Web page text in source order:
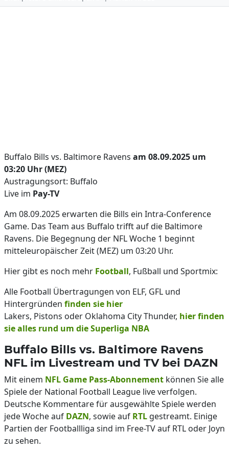
Buffalo Bills vs. Baltimore Ravens am 08.09.2025 um
03:20 Uhr (MEZ)
Austragungsort: Buffalo
Live im Pay-TV
Am 08.09.2025 erwarten die Bills ein Intra-Conference
Game. Das Team aus Buffalo trifft auf die Baltimore
Ravens. Die Begegnung der NFL Woche 1 beginnt
mitteleuropäischer Zeit (MEZ) um 03:20 Uhr.
Hier gibt es noch mehr Football, Fußball und Sportmix:
Alle Football Übertragungen von ELF, GFL und
Hintergründen finden sie hier
Lakers, Pistons oder Oklahoma City Thunder, hier finden
sie alles rund um die Superliga NBA
Buffalo Bills vs. Baltimore Ravens
NFL im Livestream und TV bei DAZN
Mit einem NFL Game Pass-Abonnement können Sie alle
Spiele der National Football League live verfolgen.
Deutsche Kommentare für ausgewählte Spiele werden
jede Woche auf DAZN, sowie auf RTL gestreamt. Einige
Partien der Footballliga sind im Free-TV auf RTL oder Joyn
zu sehen.